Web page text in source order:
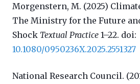
Morgenstern, M. (2025)
The Ministry for the Future
Shock Textual Practice 1–22. doi:
10.1080/0950236X.2025.2551327
National Research Council.